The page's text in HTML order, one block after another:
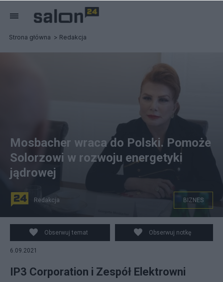
Strona główna Redakcja
Georgette Mosbacher pomoże Solorzowi w rozwoju
energetyki jądrowej / fot. Flickr
Mosbacher wraca do Polski. Pomoże
Solorzowi w rozwoju energetyki
jądrowej
Redakcja BIZNES
Obserwuj temat Obserwuj notkę
6.09.2021
IP3 Corporation i Zespół Elektrowni